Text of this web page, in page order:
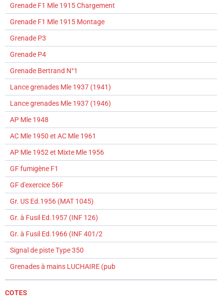
Grenade F1 Mle 1915 Chargement
Grenade F1 Mle 1915 Montage
Grenade P3
Grenade P4
Grenade Bertrand N°1
Lance grenades Mle 1937 (1941)
Lance grenades Mle 1937 (1946)
AP Mle 1948
AC Mle 1950 et AC Mle 1961
AP Mle 1952 et Mixte Mle 1956
GF fumigène F1
GF d'exercice 56F
Gr. US Ed.1956 (MAT 1045)
Gr. à Fusil Ed.1957 (INF 126)
Gr. à Fusil Ed.1966 (INF 401/2
Signal de piste Type 350
Grenades à mains LUCHAIRE (pub
COTES